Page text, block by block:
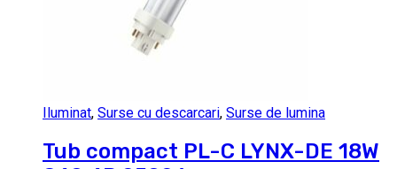
Iluminat, Surse cu descarcari, Surse de lumina
Tub compact PL-C LYNX-DE 18W